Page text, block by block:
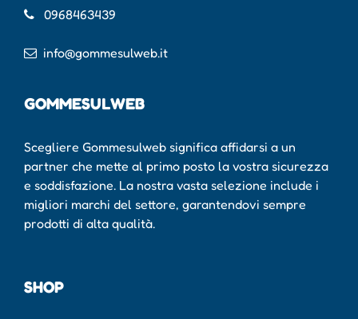
0968463439
info@gommesulweb.it
GOMMESULWEB
Scegliere Gommesulweb significa affidarsi a un
partner che mette al primo posto la vostra sicurezza
e soddisfazione. La nostra vasta selezione include i
migliori marchi del settore, garantendovi sempre
prodotti di alta qualità.
SHOP